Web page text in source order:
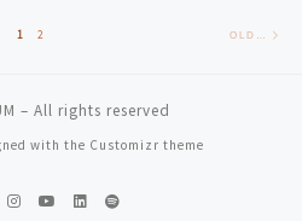
1 2
– All rights reserved
with the Customizr theme